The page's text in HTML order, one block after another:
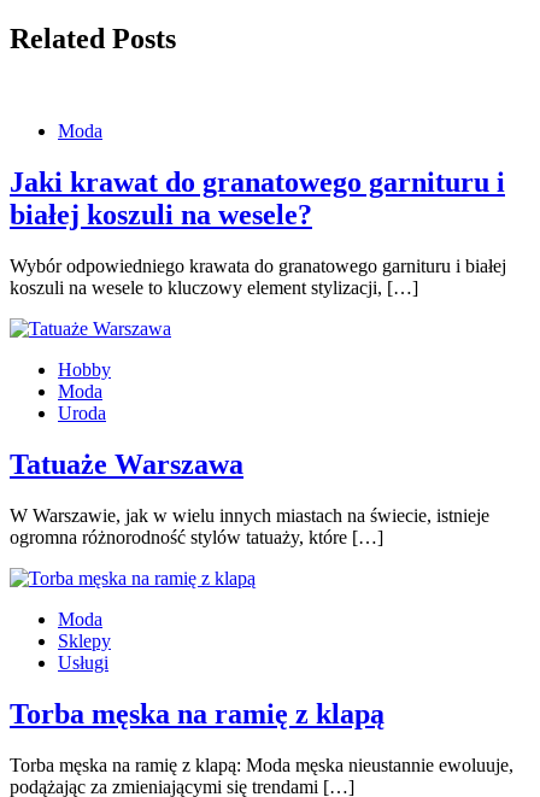
Related Posts
Moda
Jaki krawat do granatowego garnituru i
białej koszuli na wesele?
Wybór odpowiedniego krawata do granatowego garnituru i białej
koszuli na wesele to kluczowy element stylizacji, […]
Hobby
Moda
Uroda
Tatuaże Warszawa
W Warszawie, jak w wielu innych miastach na świecie, istnieje
ogromna różnorodność stylów tatuaży, które […]
Moda
Sklepy
Usługi
Torba męska na ramię z klapą
Torba męska na ramię z klapą: Moda męska nieustannie ewoluuje,
podążając za zmieniającymi się trendami […]